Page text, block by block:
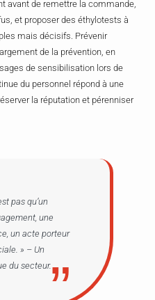
avant de remettre la commande,
et proposer des éthylotests à
mais décisifs. Prévenir
de la prévention, en
de sensibilisation lors de
du personnel répond à une
la réputation et pérenniser
pas qu’un
une
un acte porteur
» – Un
du secteur.